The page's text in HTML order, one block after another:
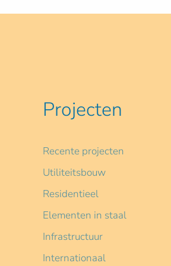
Projecten
Recente projecten
Utiliteitsbouw
Residentieel
Elementen in staal
Infrastructuur
Internationaal